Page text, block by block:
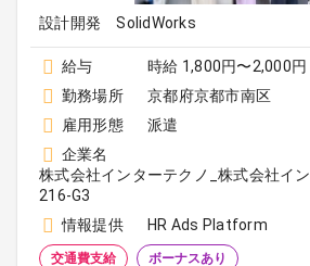
設計開発 SolidWorks
給与
時給 1,800円〜2,000円
勤務場所
京都府京都市南区
雇用形態
派遣
企業名
株式会社インターテクノ_株式会社イ
216-G3
情報提供
HR Ads Platform
交通費支給 ボーナスあり